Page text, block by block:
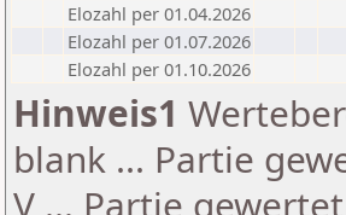
Elozahl per 01.04.2026
Elozahl per 01.07.2026
Elozahl per 01.10.2026
Hinweis1
blank ... Partie
V ... Partie